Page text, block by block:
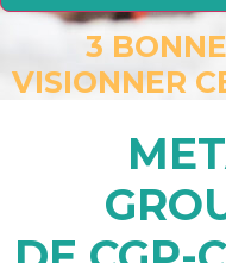
3
VISIONNER